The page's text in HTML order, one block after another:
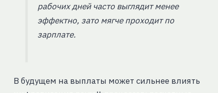
рабочих дней часто выглядит менее
эффектно, зато мягче проходит по
зарплате.
В будущем на выплаты может сильнее влиять